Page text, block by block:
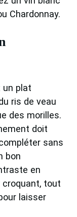
Chardonnay.
un plat
ris de veau
des morilles.
doit
sans
bon
en
croquant, tout
laisser